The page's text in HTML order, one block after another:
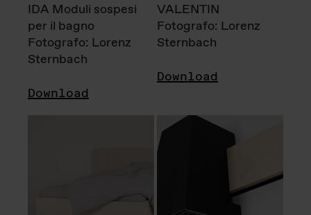
IDA Moduli sospesi
per il bagno
Fotografo: Lorenz
Sternbach
Download
VALENTIN
Fotografo: Lorenz
Sternbach
Download